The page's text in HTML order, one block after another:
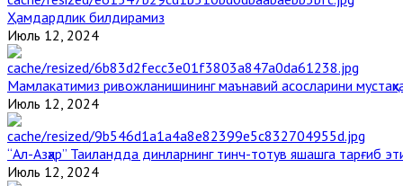
Ҳамдардлик билдирамиз
Июль 12, 2024
Мамлакатимиз ривожланишининг маънавий асосларини
Июль 12, 2024
“Ал-Азҳар” Таиландда динларнинг тинч-тотув яшашга тарғиб
Июль 12, 2024